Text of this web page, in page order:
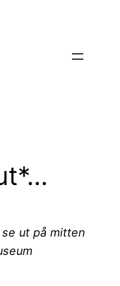
ut på mitten